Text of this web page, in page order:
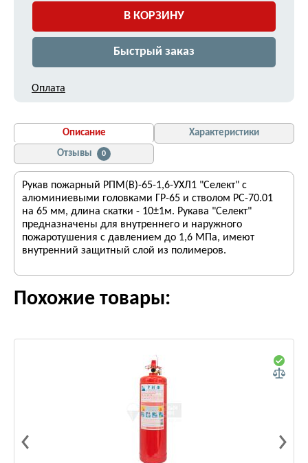
В КОРЗИНУ
Быстрый заказ
Оплата
Описание
Характеристики
Отзывы
0
Рукав пожарный РПМ(В)-65-1,6-УХЛ1 "Селект" с
алюминиевыми головками ГР-65 и стволом РС-70.01
на 65 мм, длина скатки - 10±1м. Рукава "Селект"
предназначены для внутреннего и наружного
пожаротушения с давлением до 1,6 МПа, имеют
внутренний защитный слой из полимеров.
Похожие товары: